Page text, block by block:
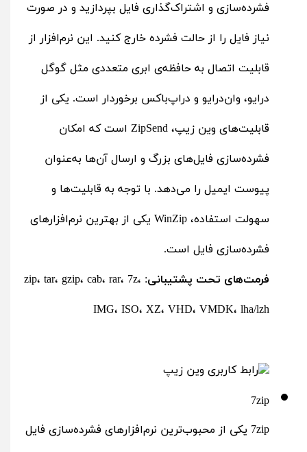
فشرده‌سازی و اشتراک‌‌گذاری فایل بپردازید و در صورت
نیاز فایل را از حالت فشرده خارج کنید. این نرم‌افزار از
قابلیت اتصال به حافظه‌ی ابری متعددی مثل گوگل
درایو، وان‌درایو و دراپ‌باکس برخوردار است. یکی از
قابلیت‌های وین زیپ، ZipSend است که امکان
فشرده‌سازی فایل‌های بزرگ و ارسال آن‌ها به‌عنوان
پیوست ایمیل را می‌دهد. با توجه به قابلیت‌ها و
سهولت استفاده، WinZip یکی از بهترین نرم‌افزارهای
فشرده‌سازی فایل است.
فرمت‌های تحت پشتیبانی : zip، tar، gzip، cab، rar، 7z،
IMG، ISO، XZ، VHD، VMDK، lha/lzh
7zip
7zip یکی از محبوب‌ترین نرم‌افزارهای فشرده‌سازی فایل